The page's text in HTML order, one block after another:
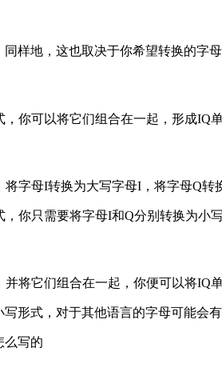
样地，这也取决于你希望转换的字母
你可以将它们组合在一起，形成IQ单
字母I转换为大写字母I，将字母Q
你只需要将字母I和Q分别转换为小
将它们组合在一起，你便可以将IQ
形式，对于其他语言的字母可能会有
么写的